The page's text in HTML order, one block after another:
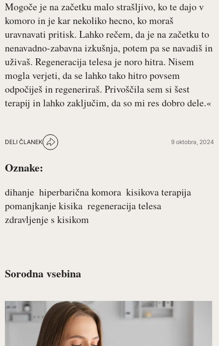
Mogoče je na začetku malo strašljivo, ko te dajo v
komoro in je kar nekoliko hecno, ko moraš
uravnavati pritisk. Lahko rečem, da je na začetku to
nenavadno-zabavna izkušnja, potem pa se navadiš in
uživaš. Regeneracija telesa je noro hitra. Nisem
mogla verjeti, da se lahko tako hitro povsem
odpočiješ in regeneriraš. Privoščila sem si šest
terapij in lahko zaključim, da so mi res dobro dele.«
DELI ČLANEK 9 oktobra, 2024
Oznake:
dihanje hiperbarična komora kisikova terapija
pomanjkanje kisika regeneracija telesa
zdravljenje s kisikom
Sorodna vsebina